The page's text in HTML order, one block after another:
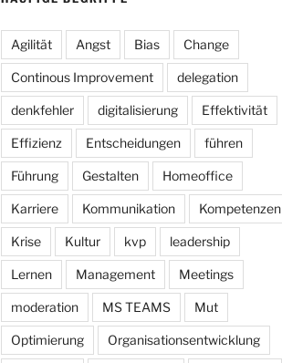
Agilität Angst Bias Change
Continous Improvement delegation
denkfehler digitalisierung Effektivität
Effizienz Entscheidungen führen
Führung Gestalten Homeoffice
Karriere Kommunikation Kompetenzen
Krise Kultur kvp leadership
Lernen Management Meetings
moderation MS TEAMS Mut
Optimierung Organisationsentwicklung